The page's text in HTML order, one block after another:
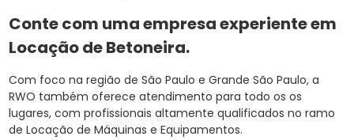
Conte com uma empresa experiente em
Locação de Betoneira.
Com foco na região de São Paulo e Grande São Paulo, a
RWO também oferece atendimento para todo os os
lugares, com profissionais altamente qualificados no ramo
de Locação de Máquinas e Equipamentos.